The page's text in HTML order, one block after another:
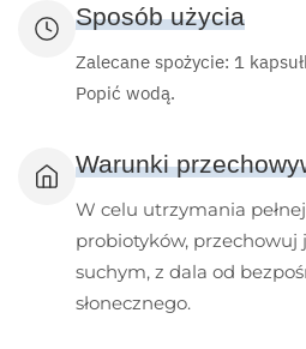
Sposób użycia
Zalecane spożycie: 1
Popić wodą.
Warunki
W celu utrzymania
probiotyków, przechowuj
suchym, z dala od
słonecznego.